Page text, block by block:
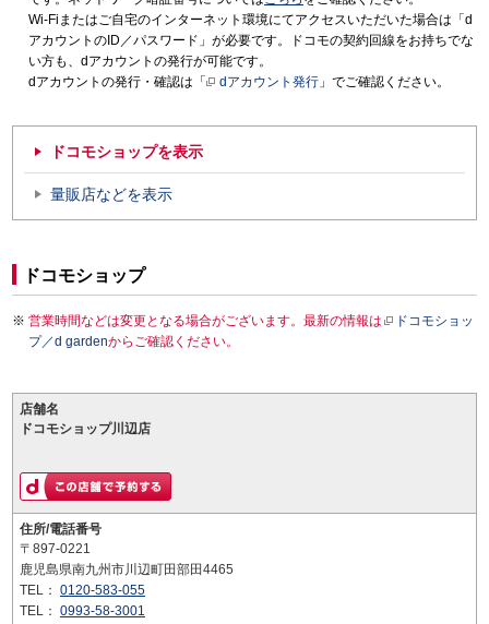
Wi-Fiまたはご自宅のインターネット環境にてアクセスいただいた場合は「d
アカウントのID／パスワード」が必要です。ドコモの契約回線をお持ちでな
い方も、dアカウントの発行が可能です。
dアカウントの発行・確認は「
dアカウント発行 」でご確認ください。
ドコモショップを表示
量販店などを表示
ドコモショップ
営業時間などは変更となる場合がございます。最新の情報は
ドコモショッ
プ／d gardenからご確認ください。
店舗名
ドコモショップ川辺店
住所/電話番号
〒897-0221
鹿児島県南九州市川辺町田部田4465
TEL： 0120-583-055
TEL： 0993-58-3001